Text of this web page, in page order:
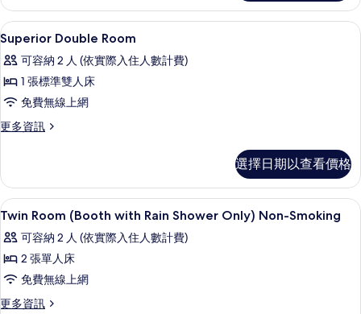
Only
Non-
smoking
的
所
有
相
Booth
With
Rain
Shower
Only
Non-
的
詳
情
顯
示
Superior
Double
Room
的
相
片
高級寢具、羽絨被、客房內保險箱、
1
Superior Double Room
可容納 2 人 (依實際入住人數計費)
1 張標準雙人床
免費無線上網
更多資訊
更
Room
的
詳
選擇日期以查看價格
顯
示
Twin
Room
(Booth
with
高級寢具、羽絨被、客房內保險箱、
1
Twin Room (Booth with Rain Shower Only) Non-Smoking
可容納 2 人 (依實際入住人數計費)
2 張單人床
免費無線上網
更多資訊
更